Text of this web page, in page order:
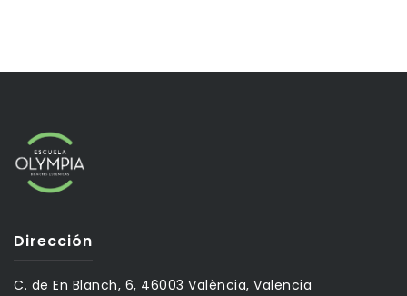
Dirección
C. de En Blanch, 6, 46003 València, Valencia